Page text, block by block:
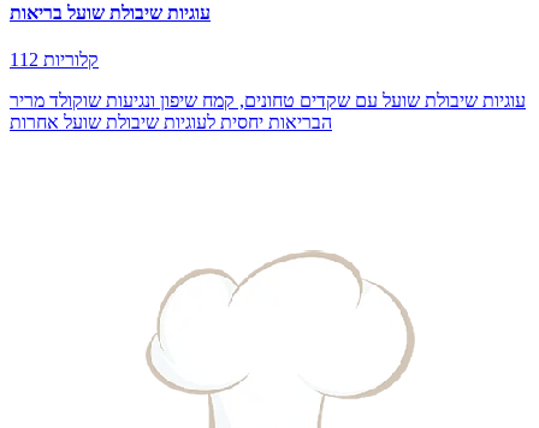
עוגיות שיבולת שועל בריאות
112 קלוריות
עוגיות שיבולת שועל עם שקדים טחונים, קמח שיפון ונגיעות שוקולד מריר
הבריאות יחסית לעוגיות שיבולת שועל אחרות